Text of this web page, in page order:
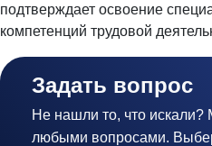
подтверждает освоение
компетенций трудовой
Задать вопрос
Не нашли то, что
любыми вопросами.